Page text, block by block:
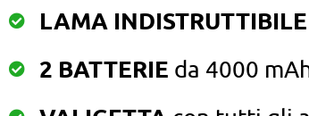
LAMA INDISTRUTTIBILE
2 BATTERIE da 4000